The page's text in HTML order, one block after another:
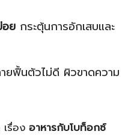
ย กระตุ้นการอักเสบและ
ยฟื้นตัวไม่ดี ผิวขาดความ
รื่อง อาหารกับโบท็อกซ์